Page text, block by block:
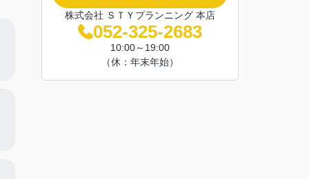
株式会社 ＳＴＹプランニング 本店
052-325-2683
10:00～19:00
（休：年末年始）